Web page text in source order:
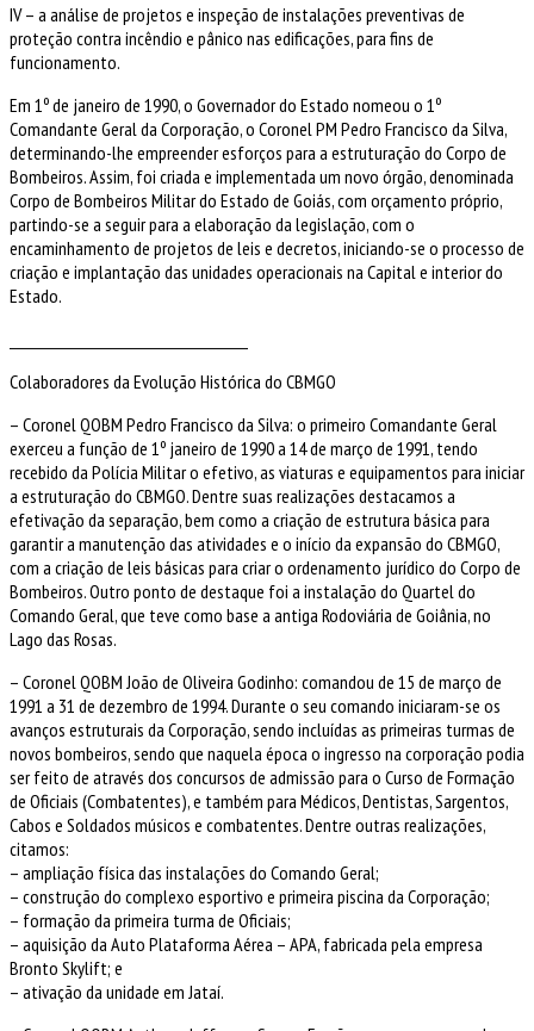
IV – a análise de projetos e inspeção de instalações preventivas de
proteção contra incêndio e pânico nas edificações, para fins de
funcionamento.
Em 1º de janeiro de 1990, o Governador do Estado nomeou o 1º
Comandante Geral da Corporação, o Coronel PM Pedro Francisco da Silva,
determinando-lhe empreender esforços para a estruturação do Corpo de
Bombeiros. Assim, foi criada e implementada um novo órgão, denominada
Corpo de Bombeiros Militar do Estado de Goiás, com orçamento próprio,
partindo-se a seguir para a elaboração da legislação, com o
encaminhamento de projetos de leis e decretos, iniciando-se o processo de
criação e implantação das unidades operacionais na Capital e interior do
Estado.
Colaboradores da Evolução Histórica do CBMGO
– Coronel QOBM Pedro Francisco da Silva: o primeiro Comandante Geral
exerceu a função de 1º janeiro de 1990 a 14 de março de 1991, tendo
recebido da Polícia Militar o efetivo, as viaturas e equipamentos para iniciar
a estruturação do CBMGO. Dentre suas realizações destacamos a
efetivação da separação, bem como a criação de estrutura básica para
garantir a manutenção das atividades e o início da expansão do CBMGO,
com a criação de leis básicas para criar o ordenamento jurídico do Corpo de
Bombeiros. Outro ponto de destaque foi a instalação do Quartel do
Comando Geral, que teve como base a antiga Rodoviária de Goiânia, no
Lago das Rosas.
– Coronel QOBM João de Oliveira Godinho: comandou de 15 de março de
1991 a 31 de dezembro de 1994. Durante o seu comando iniciaram-se os
avanços estruturais da Corporação, sendo incluídas as primeiras turmas de
novos bombeiros, sendo que naquela época o ingresso na corporação podia
ser feito de através dos concursos de admissão para o Curso de Formação
de Oficiais (Combatentes), e também para Médicos, Dentistas, Sargentos,
Cabos e Soldados músicos e combatentes. Dentre outras realizações,
citamos:
– ampliação física das instalações do Comando Geral;
– construção do complexo esportivo e primeira piscina da Corporação;
– formação da primeira turma de Oficiais;
– aquisição da Auto Plataforma Aérea – APA, fabricada pela empresa
Bronto Skylift; e
– ativação da unidade em Jataí.